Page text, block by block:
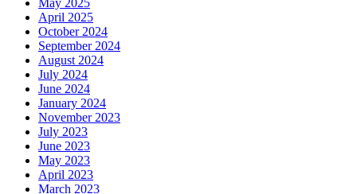
May 2025
April 2025
October 2024
September 2024
August 2024
July 2024
June 2024
January 2024
November 2023
July 2023
June 2023
May 2023
April 2023
March 2023